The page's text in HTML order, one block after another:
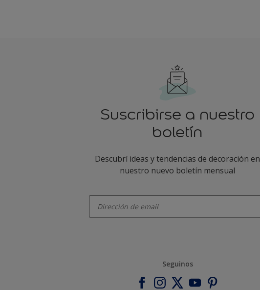
Suscribirse a nuestro
boletín
Descubrí ideas y tendencias de decoración en
nuestro nuevo boletín mensual
Seguinos